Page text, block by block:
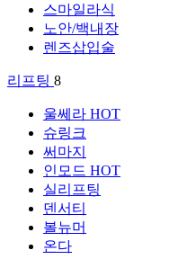
스마일라식
노안/백내장
렌즈삽입술
리프팅 8
울쎄라 HOT
슈링크
써마지
인모드 HOT
실리프팅
덴서티
볼뉴머
온다